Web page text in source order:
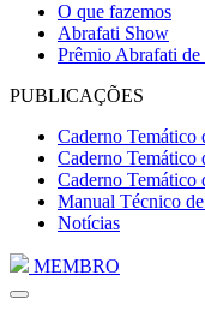
O que fazemos
Abrafati Show
Prêmio Abrafati
PUBLICAÇÕES
Caderno Temático
Caderno Temático
Caderno Temático
Manual Técnico
Notícias
MEMBRO